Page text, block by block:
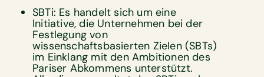
SBTi: Es handelt sich um eine
Initiative, die Unternehmen bei der
Festlegung von
wissenschaftsbasierten Zielen (SBTs)
im Einklang mit den Ambitionen des
Pariser Abkommens unterstützt.